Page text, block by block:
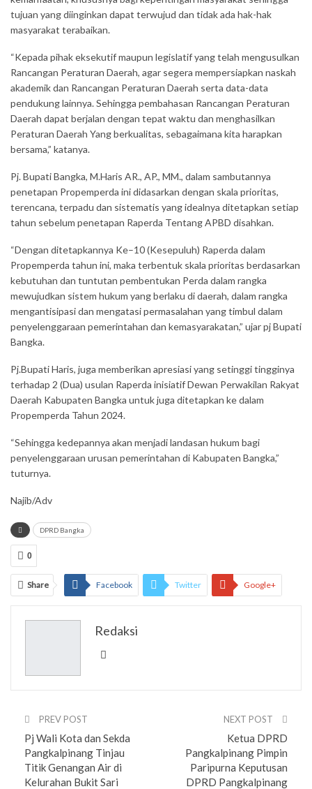
tujuan yang diinginkan dapat terwujud dan tidak ada hak-hak
masyarakat terabaikan.
“Kepada pihak eksekutif maupun legislatif yang telah mengusulkan
Rancangan Peraturan Daerah, agar segera mempersiapkan naskah
akademik dan Rancangan Peraturan Daerah serta data-data
pendukung lainnya. Sehingga pembahasan Rancangan Peraturan
Daerah dapat berjalan dengan tepat waktu dan menghasilkan
Peraturan Daerah Yang berkualitas, sebagaimana kita harapkan
bersama,” katanya.
Pj. Bupati Bangka, M.Haris AR., AP., MM., dalam sambutannya
penetapan Propemperda ini didasarkan dengan skala prioritas,
terencana, terpadu dan sistematis yang idealnya ditetapkan setiap
tahun sebelum penetapan Raperda Tentang APBD disahkan.
“Dengan ditetapkannya Ke–10 (Kesepuluh) Raperda dalam
Propemperda tahun ini, maka terbentuk skala prioritas berdasarkan
kebutuhan dan tuntutan pembentukan Perda dalam rangka
mewujudkan sistem hukum yang berlaku di daerah, dalam rangka
mengantisipasi dan mengatasi permasalahan yang timbul dalam
penyelenggaraan pemerintahan dan kemasyarakatan,” ujar pj Bupati
Bangka.
Pj.Bupati Haris, juga memberikan apresiasi yang setinggi tingginya
terhadap 2 (Dua) usulan Raperda inisiatif Dewan Perwakilan Rakyat
Daerah Kabupaten Bangka untuk juga ditetapkan ke dalam
Propemperda Tahun 2024.
“Sehingga kedepannya akan menjadi landasan hukum bagi
penyelenggaraan urusan pemerintahan di Kabupaten Bangka,”
tuturnya.
Najib/Adv
DPRD Bangka
0
Share Facebook Twitter Google+
Redaksi
PREV POST
Pj Wali Kota dan Sekda
Pangkalpinang Tinjau
Titik Genangan Air di
Kelurahan Bukit Sari
NEXT POST
Ketua DPRD
Pangkalpinang Pimpin
Paripurna Keputusan
DPRD Pangkalpinang